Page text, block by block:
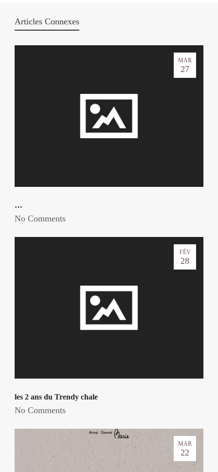
Articles Connexes
MAR
27
…
No Comments
FÉV
28
les 2 ans du Trendy chale
No Comments
MAR
22